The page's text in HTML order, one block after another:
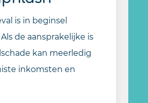
is in beginsel
de aansprakelijke is
kan meerledig
inkomsten en